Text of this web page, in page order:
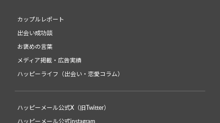
カップルレポート
出会い成功談
お褒めの言葉
メディア掲載・広告実績
ハッピーライフ（出会い・恋愛コラム）
ハッピーメール公式X（旧Twitter）
ハッピーメール公式instagram